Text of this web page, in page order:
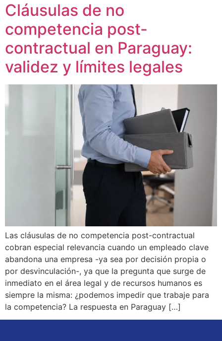
Cláusulas de no
competencia post-
contractual en Paraguay:
validez y límites legales
Las cláusulas de no competencia post-contractual
cobran especial relevancia cuando un empleado clave
abandona una empresa -ya sea por decisión propia o
por desvinculación-, ya que la pregunta que surge de
inmediato en el área legal y de recursos humanos es
siempre la misma: ¿podemos impedir que trabaje para
la competencia? La respuesta en Paraguay […]